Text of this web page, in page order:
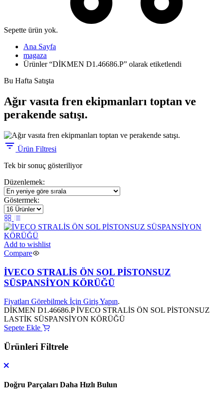
Sepette ürün yok.
Ana Sayfa
magaza
Ürünler “DİKMEN D1.46686.P” olarak etiketlendi
Bu Hafta Satışta
Ağır vasıta fren ekipmanları toptan ve
perakende satışı.
Ürün Filtresi
Tek bir sonuç gösteriliyor
Düzenlemek:
Göstermek:
Add to wishlist
Compare
İVECO STRALİS ÖN SOL PİSTONSUZ
SÜSPANSİYON KÖRÜĞÜ
Fiyatları Görebilmek İçin Giriş Yapın.
DİKMEN D1.46686.P İVECO STRALİS ÖN SOL PİSTONSUZ
LASTİK SÜSPANSİYON KÖRÜĞÜ
Sepete Ekle
Ürünleri Filtrele
Doğru Parçaları Daha Hızlı Bulun